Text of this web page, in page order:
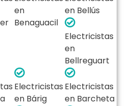
en
Benaguacil
en Bellús
Electricistas
en
Bellreguart
Electricistas
en Bárig
Electricistas
en Barcheta